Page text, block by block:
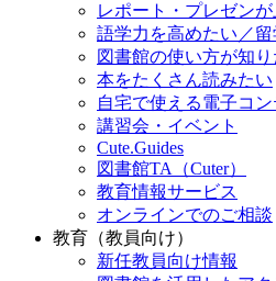
レポート・プレゼン
語学力を高めたい／
図書館の使い方が知り
本をたくさん読みたい
自宅で使える電子コ
講習会・イベント
Cute.Guides
図書館TA（Cuter）
教育情報サービス
オンラインでのご相談
教育（教員向け）
新任教員向け情報